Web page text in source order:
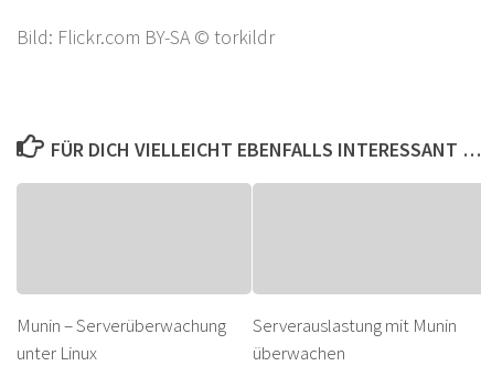
Bild: Flickr.com BY-SA © torkildr
FÜR DICH VIELLEICHT EBENFALLS INTERESSANT …
Munin – Serverüberwachung
unter Linux
Serverauslastung mit Munin
überwachen